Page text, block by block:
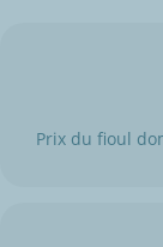
Prix du fioul